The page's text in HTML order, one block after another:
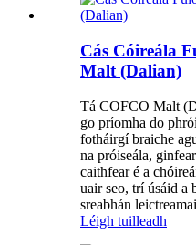
Cás Cóireála
Malt (Dalian)
Tá COFCO Malt
go príomha do
fotháirgí braiche
na próiseála,
caithfear é a
uair seo, trí úsáid a
sreabhán
Léigh tuilleadh